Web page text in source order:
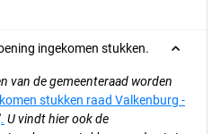
ingekomen stukken.
van de gemeenteraad worden
stukken raad Valkenburg -
'. U vindt hier ook de